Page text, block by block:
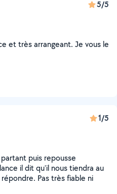
5/5
et très arrangeant. Je vous le
1/5
puis repousse
il dit qu'il nous tiendra au
Pas très fiable ni